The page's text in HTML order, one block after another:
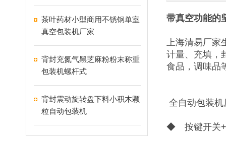
茶叶药材小型商用不锈钢单室
真空包装机厂家
背封充氮气黑芝麻粉粉末称重
包装机螺杆式
背封震动旋转盘下料小积木颗
粒自动包装机
带真空功能的
上海清易厂家
计量、充填，
食品，调味品
全自动包装
◆ 按键开关+